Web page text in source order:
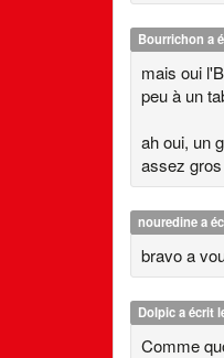
Bourrichon a
mais oui
peu à un
ah oui, un
assez
nouredinea
bravo a
Dolpica écrit
Comme